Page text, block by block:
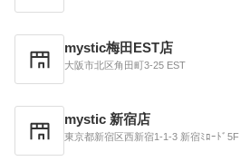
mystic梅田EST店
大阪市北区角田町3-25 EST
mystic 新宿店
東京都新宿区西新宿1-1-3 新宿ﾐﾛｰﾄﾞ5F